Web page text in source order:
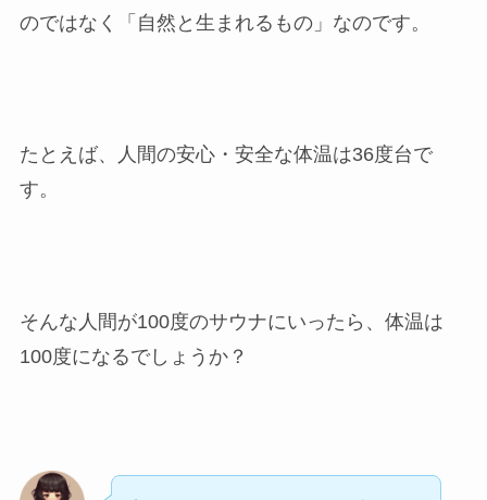
のではなく「自然と生まれるもの」なのです。
たとえば、人間の安心・安全な体温は36度台で
す。
そんな人間が100度のサウナにいったら、体温は
100度になるでしょうか？